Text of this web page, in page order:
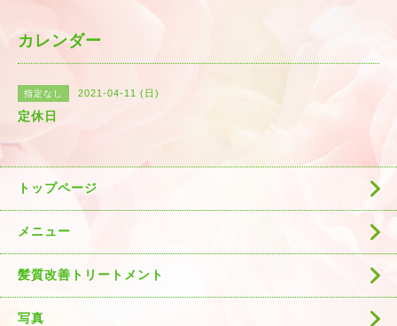
カレンダー
指定なし 2021-04-11 (日)
定休日
トップページ
メニュー
髪質改善トリートメント
写真